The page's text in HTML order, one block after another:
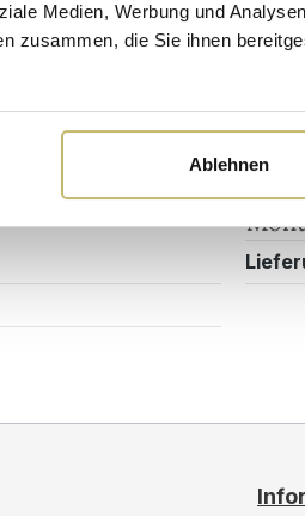
Medien, Werbung und
zusammen, die Sie ihnen
Ablehnen
Tiefe